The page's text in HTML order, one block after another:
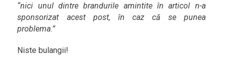
“nici unul dintre brandurile amintite în articol n-a
sponsorizat acest post, în caz că se punea
problema.”
Niste bulangii!